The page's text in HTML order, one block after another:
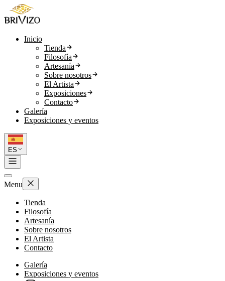
Inicio
Tienda
Filosofía
Artesanía
Sobre nosotros
El Artista
Exposiciones
Contacto
Galería
Exposiciones y eventos
ES
Menu
Tienda
Filosofía
Artesanía
Sobre nosotros
El Artista
Contacto
Galería
Exposiciones y eventos